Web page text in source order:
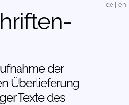
der
Über­lieferung
Texte des
de en